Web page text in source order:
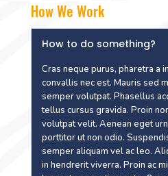
How We Work
How to do something?
Cras neque purus, pharetra a
convallis nec est. Mauris sed
semper volutpat. Phasellus
tellus cursus gravida. Proin
volutpat velit. Aenean eget
porttitor ut non odio.
semper aliquam vel ac leo.
in hendrerit viverra. Proin ac